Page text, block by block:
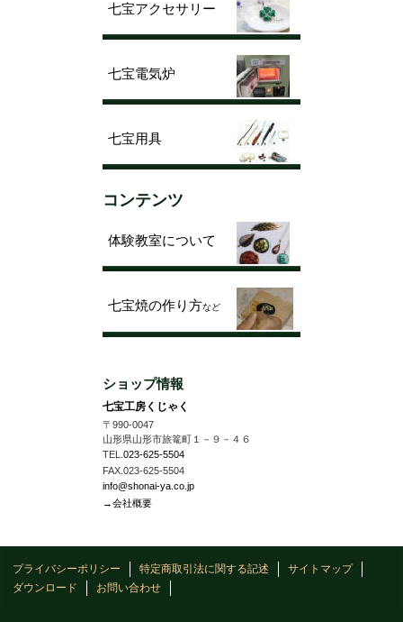
七宝アクセサリー
七宝電気炉
七宝用具
コンテンツ
体験教室について
七宝焼の作り方など
ショップ情報
七宝工房くじゃく
〒990-0047
山形県山形市旅篭町１－９－４６
TEL. 023-625-5504
FAX.023-625-5504
info@shonai-ya.co.jp
→会社概要
プライバシーポリシー 特定商取引法に関する記述
サイトマップ
ダウンロード
お問い合わせ